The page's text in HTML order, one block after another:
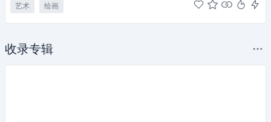
艺术 绘画
收录专辑